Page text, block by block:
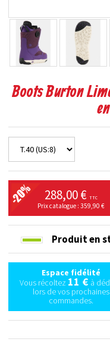
Boots Burton
288,00 € TTC
Prix catalogue : 359,90 €
Produit en
Espace fidélité
Vous récoltez 11 €à
lors de vos prochaines
commandes.